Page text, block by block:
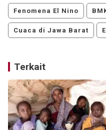
Fenomena El Nino
Cuaca di Jawa Barat
Terkait